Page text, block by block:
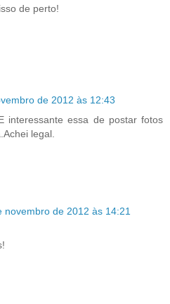
de perto!
de 2012 às 12:43
interessante essa de postar fotos
legal.
novembro de 2012 às 14:21